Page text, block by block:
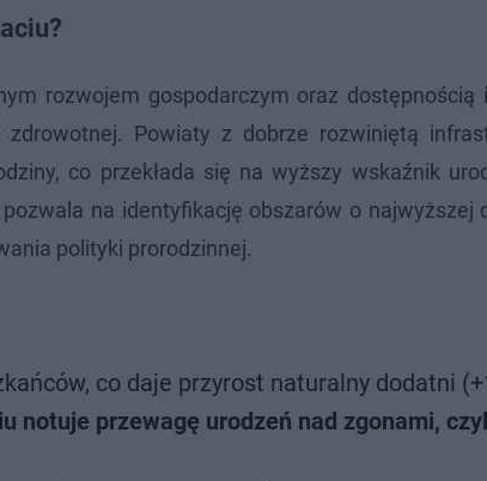
rozwojem gospodarczym oraz dostępnością
Powiaty z dobrze rozwiniętą
co przekłada się na wyższy wskaźnik
na identyfikację obszarów o najwyższej
polityki prorodzinnej.
co daje przyrost naturalny dodatni
notuje przewagę urodzeń nad zgonami,